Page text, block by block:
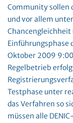
Community sollen
und vor allem
Chancengleichheit
Einführungsphase
Oktober 2009
Regelbetrieb
Testphase unter
das Verfahren so
müssen alle